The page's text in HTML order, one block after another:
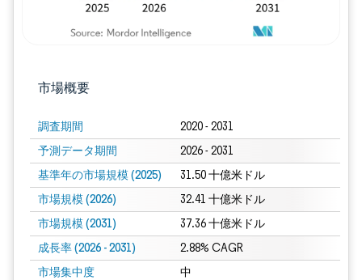
市場概要
調査期間 2020 - 2031
予測データ期間 2026 - 2031
基準年の市場規模 (2025) 31.50 十億米ドル
市場規模 (2026) 32.41 十億米ドル
市場規模 (2031) 37.36 十億米ドル
成長率 (2026 - 2031) 2.88% CAGR
市場集中度 中